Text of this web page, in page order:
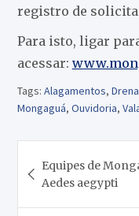
registro de
Para isto, ligar para
acessar:
Tags: Alagamentos,
Mongaguá, Ouvidoria,
de
Post
Equipes de
Aedes aegypti